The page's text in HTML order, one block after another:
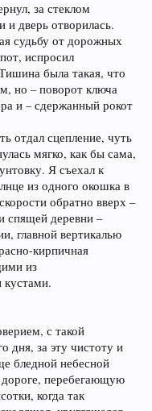
за стеклом
и дверь отворилась.
судьбу от дорожных
испросил
была такая, что
но – поворот ключа
и – сдержанный рокот
отдал сцепление, чуть
мягко, как бы сама,
Я съехал к
из одного окошка в
обратно вверх –
спящей деревни –
главной вертикалью
кирпичная
из
кустами.
с такой
дня, за эту чистоту и
бледной небесной
дороге, перебегающую
когда так